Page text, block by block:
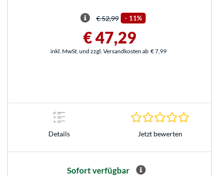
€ 52,99 - 11%
€ 47,29
inkl. MwSt. und zzgl. Versandkosten ab € 7,99
Details Jetzt bewerten
Sofort verfügbar